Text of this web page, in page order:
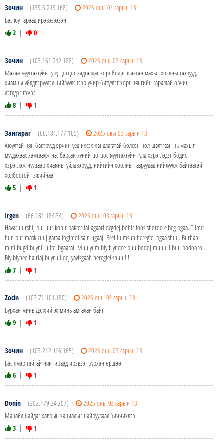
Зочин (139.5.219.168)
2025 оны 03 сарын 13
Бас юу гараад ирэвээээээн
2 | 0
Зочин (103.161.242.188)
2025 оны 03 сарын 13
Махаа муутгахгүйн тулд Цогцос хадгалдаг хорт бодис шахсан махыг хоолны газрууд,
хиамны үйлдвэрүүдэд нийлүүлснээр учир битүүлэг хорт нянгийн гаралтай өвчин
дэгддэг гэжээ
8 | 1
Зангараг (66.181.177.165)
2025 оны 03 сарын 13
Аюултай нян бактрууд орчин үед ихсэх хандлагатай болсон нол шалтгаан нь махыг
муудахаас хамгаалж нас барсан хүний цогцос муутгахгүйн тулд хэрэглэдэг бодис
хэрэглэж нууцаар хиамны үйлдвэрүүд, нийтийн хоолны газруудад нийлүүлж байгаатай
холбоотой гэжийнаа.
5 | 1
Irgen (66.181.184.34)
2025 оны 03 сарын 13
Havar uurshij bui uur bohir bakter tai agaart degdej bohir toos shoroo elbeg bgaa. Tiimd
hun bur mask zuuj garaa togtmol sain ugaaj. Beelii umsuh heregtei bgaa shuu. Burhan
mini bugd buynii uiltei bgaarai. Muu yum biy biyndee buu bodoj muu uil buu bodooroi.
Biy biynee hairlaj buyn uildej yavtsgaah heregtei shuu.!!!!
7 | 1
Zocin (103.71.101.180)
2025 оны 03 сарын 13
Бурхан минь.Дэлхий эх минь амгалан байг
9 | 1
Зочин (103.212.116.165)
2025 оны 03 сарын 13
Бас ямар гайтай нян гараад ирэвээ. Бурхан өршөө
6 | 1
Donin (202.179.24.207)
2025 оны 03 сарын 13
Манайд байдаг хаврын ханиадыг найруулаад биччихлээ.
3 | 1